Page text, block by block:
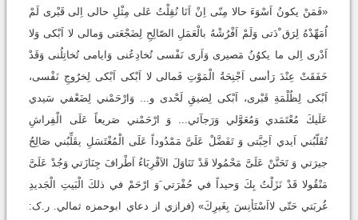
«فَمَنْ يكونُ اَسْوَءَ حالا مِنّى اِنْ اَنَا نُقِلْتُ عَلى مِثْلِ حالى اِلى قَبْرى لَمْ
اُمَهِّدْهُ لِرَق ْدَتى وَلَمْ اَفْرُشْهُ بالْعَمَلِ الصّالِحِ لِضَجْعَتى وَمالى لا اَبْكى وَلا
اَدْرى اِلى ما يكوُنُ مَصيرى وَاَرى نَفْسى تُخادِعُنى وَايامى تُخاتِلُنى وَقَدْ
خَفَقَتْ عِنْدَ رَأسى اَجْنِحَةُ الْمَوْتِ فَمالى لا اَبْكى اَبْكى لِخرُوجِ نَفْسى،
اَبْكى لِظُلْمَةِ قَبْرى، اَبْكى لِضيقِ لَحْدى و... وَارْحَمْني لِضَعْفي سَيدي
عَلَيكَ مُعْتَمَدي وَمُعَوَّلي وَرَجآئي... وَ ارْحَمْني صَريعاً عَلَى الْفِراشِ
تُقَلّبُني اَيدي اَحِبَّتى وَ تَفَضَّلْ عَلَىَّ مَمْدُوداً عَلَى الْمُغْتَسَلِ يقَلِّبُني صَالِحُ
جيرَتي وَ تَحَنَّنْ عَلَىَّ مَحْمُولا قَدْ تَنَاوَلَ الاَقْرِبَاءُ اَطْرافَ جِنَازَتي وَجُدْ عَلَىَّ
مَنْقُولا قَدْ نَزَلْتُ بِكَ وَحيداً في حُفْرَتي َوَ ارْحَمْ في ذلكَ الْبَيتِ الْجَديدِ
غُربَتي حَتّى لااَسْتَأنِسَ بِغَيرِكَ» (فرازي از دعاي ابوحمزه ثمالي. ر.ک: